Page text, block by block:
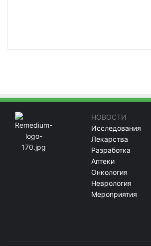
НОВОСТИ
Исследования
Лекарства
Разработка
Аптеки
Онкология
Неврология
Мероприятия